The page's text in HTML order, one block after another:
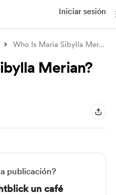
Iniciar sesión
Who Is Maria Sibylla Merian?
Merian?
publicación?
un café